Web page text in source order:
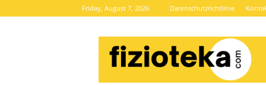
Friday, August 7, 2026 Datenschutzrichtlinie
Brze
vijesti